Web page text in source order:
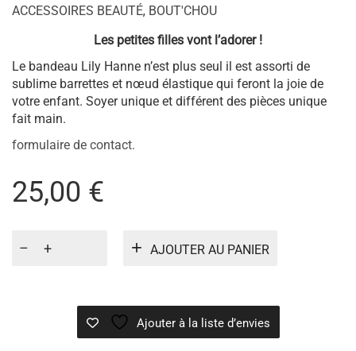
ACCESSOIRES BEAUTÉ, BOUT'CHOU
Les petites filles vont l’adorer !
Le bandeau Lily Hanne n’est plus seul il est assorti de
sublime barrettes et nœud élastique qui feront la joie de
votre enfant. Soyer unique et différent des pièces unique
fait main.
formulaire de contact.
25,00 €
AJOUTER AU PANIER
Ajouter à la liste d’envies